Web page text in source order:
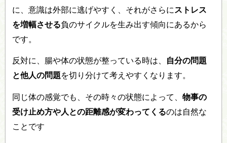
に、意識は外部に逃げやすく、それがさらに ストレス
を増幅させる負のサイクルを生み出す傾向にあるから
です。
反対に、腸や体の状態が整っている時は、 自分の問題
と他人の問題を切り分けて考えやすくなります。
同じ体の感覚でも、その時々の状態によって、物事の
受け止め方や人との距離感が変わってくるのは自然な
ことです